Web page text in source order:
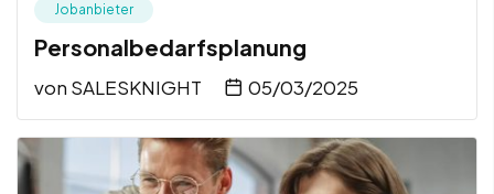
Jobanbieter
Personalbedarfsplanung
von SALESKNIGHT 05/03/2025